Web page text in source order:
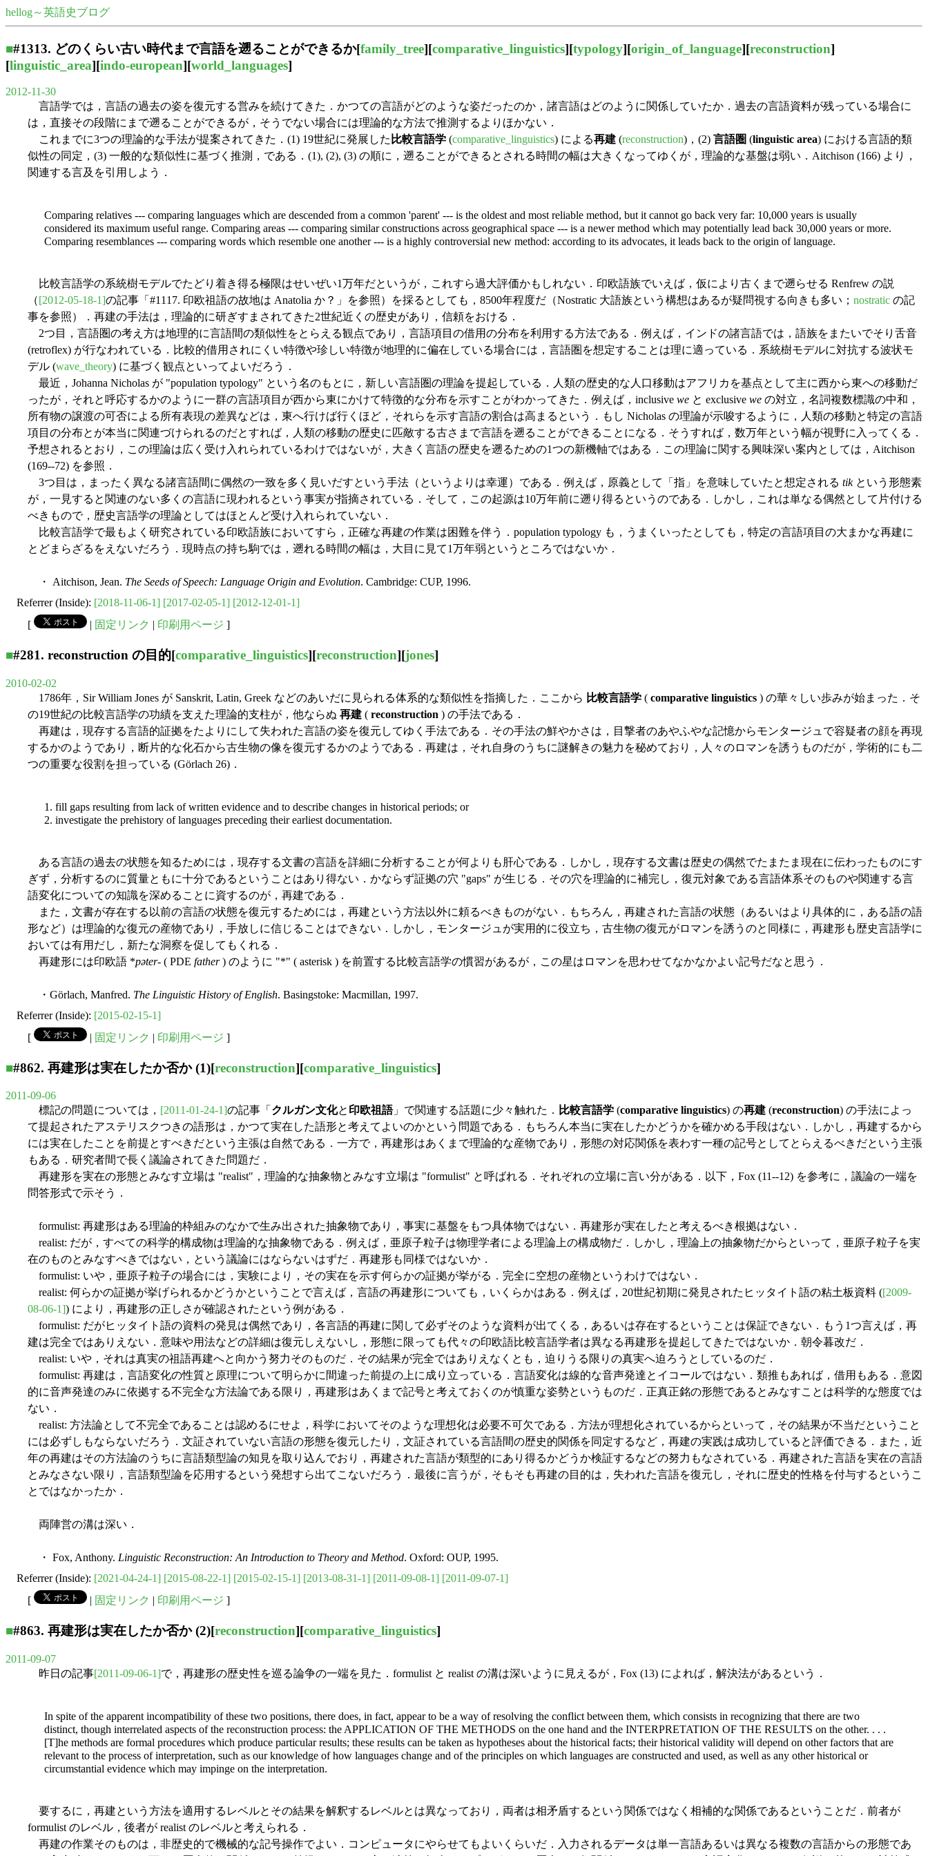
hellog～英語史ブログ
■#1313. どのくらい古い時代まで言語を遡ることができるか[family_tree][comparative_linguistics][typology][origin_of_language][reconstruction]
[linguistic_area][indo-european][world_languages]
2012-11-30
言語学では，言語の過去の姿を復元する営みを続けてきた．かつての言語がどのような姿だったのか，諸言語はどのように関係していたか．過去の言語資料が残っている場合に
は，直接その段階にまで遡ることができるが，そうでない場合には理論的な方法で推測するよりほかない．
これまでに3つの理論的な手法が提案されてきた．(1) 19世紀に発展した 比較言語学 (comparative_linguistics) による再建 (reconstruction)，(2) 言語圏 (linguistic area) における言語的類
似性の同定，(3) 一般的な類似性に基づく推測，である．(1), (2), (3) の順に，遡ることができるとされる時間の幅は大きくなってゆくが，理論的な基盤は弱い．Aitchison (166) より，
関連する言及を引用しよう．
Comparing relatives --- comparing languages which are descended from a common 'parent' --- is the oldest and most reliable method, but it cannot go back very far: 10,000 years is usually
considered its maximum useful range. Comparing areas --- comparing similar constructions across geographical space --- is a newer method which may potentially lead back 30,000 years or more.
Comparing resemblances --- comparing words which resemble one another --- is a highly controversial new method: according to its advocates, it leads back to the origin of language.
比較言語学の系統樹モデルでたどり着き得る極限はせいぜい1万年だというが，これすら過大評価かもしれない．印欧語族でいえば，仮により古くまで遡らせる Renfrew の説
（[2012-05-18-1]の記事「#1117. 印欧祖語の故地は Anatolia か？」を参照）を採るとしても，8500年程度だ（Nostratic 大語族という構想はあるが疑問視する向きも多い； nostratic の記
事を参照）．再建の手法は，理論的に研ぎすまされてきた2世紀近くの歴史があり，信頼をおける．
2つ目，言語圏の考え方は地理的に言語間の類似性をとらえる観点であり，言語項目の借用の分布を利用する方法である．例えば，インドの諸言語では，語族をまたいでそり舌音
(retroflex) が行なわれている．比較的借用されにくい特徴や珍しい特徴が地理的に偏在している場合には，言語圏を想定することは理に適っている．系統樹モデルに対抗する波状モ
デル (wave_theory) に基づく観点といってよいだろう．
最近，Johanna Nicholas が "population typology" という名のもとに，新しい言語圏の理論を提起している．人類の歴史的な人口移動はアフリカを基点として主に西から東への移動だ
ったが，それと呼応するかのように一群の言語項目が西から東にかけて特徴的な分布を示すことがわかってきた．例えば，inclusive we と exclusive we の対立，名詞複数標識の中和，
所有物の譲渡の可否による所有表現の差異などは，東へ行けば行くほど，それらを示す言語の割合は高まるという．もし Nicholas の理論が示唆するように，人類の移動と特定の言語
項目の分布とが本当に関連づけられるのだとすれば，人類の移動の歴史に匹敵する古さまで言語を遡ることができることになる．そうすれば，数万年という幅が視野に入ってくる．
予想されるとおり，この理論は広く受け入れられているわけではないが，大きく言語の歴史を遡るための1つの新機軸ではある．この理論に関する興味深い案内としては，Aitchison
(169--72) を参照．
3つ目は，まったく異なる諸言語間に偶然の一致を多く見いだすという手法（というよりは幸運）である．例えば，原義として「指」を意味していたと想定される tikという形態素
が，一見すると関連のない多くの言語に現われるという事実が指摘されている．そして，この起源は10万年前に遡り得るというのである．しかし，これは単なる偶然として片付ける
べきもので，歴史言語学の理論としてはほとんど受け入れられていない．
比較言語学で最もよく研究されている印欧語族においてすら，正確な再建の作業は困難を伴う．population typology も，うまくいったとしても，特定の言語項目の大まかな再建に
とどまらざるをえないだろう．現時点の持ち駒では，遡れる時間の幅は，大目に見て1万年弱というところではないか．
・ Aitchison, Jean. The Seeds of Speech: Language Origin and Evolution. Cambridge: CUP, 1996.
Referrer (Inside): [2018-11-06-1] [2017-02-05-1] [2012-12-01-1]
[
| 固定リンク | 印刷用ページ ]
■#281. reconstruction の目的[comparative_linguistics][reconstruction][jones]
2010-02-02
1786年，Sir William Jones が Sanskrit, Latin, Greek などのあいだに見られる体系的な類似性を指摘した．ここから 比較言語学 ( comparative linguistics ) の華々しい歩みが始まった．そ
の19世紀の比較言語学の功績を支えた理論的支柱が，他ならぬ 再建 ( reconstruction ) の手法である．
再建は，現存する言語的証拠をたよりにして失われた言語の姿を復元してゆく手法である．その手法の鮮やかさは，目撃者のあやふやな記憶からモンタージュで容疑者の顔を再現
するかのようであり，断片的な化石から古生物の像を復元するかのようである．再建は，それ自身のうちに謎解きの魅力を秘めており，人々のロマンを誘うものだが，学術的にも二
つの重要な役割を担っている (Görlach 26)．
1. fill gaps resulting from lack of written evidence and to describe changes in historical periods; or
2. investigate the prehistory of languages preceding their earliest documentation.
ある言語の過去の状態を知るためには，現存する文書の言語を詳細に分析することが何よりも肝心である．しかし，現存する文書は歴史の偶然でたまたま現在に伝わったものにす
ぎず，分析するのに質量ともに十分であるということはあり得ない．かならず証拠の穴 "gaps" が生じる．その穴を理論的に補完し，復元対象である言語体系そのものや関連する言
語変化についての知識を深めることに資するのが，再建である．
また，文書が存在する以前の言語の状態を復元するためには，再建という方法以外に頼るべきものがない．もちろん，再建された言語の状態（あるいはより具体的に，ある語の語
形など）は理論的な復元の産物であり，手放しに信じることはできない．しかし，モンタージュが実用的に役立ち，古生物の復元がロマンを誘うのと同様に，再建形も歴史言語学に
おいては有用だし，新たな洞察を促してもくれる．
再建形には印欧語 *pəter- ( PDE father) のように "*" ( asterisk ) を前置する比較言語学の慣習があるが，この星はロマンを思わせてなかなかよい記号だなと思う．
・Görlach, Manfred. The Linguistic History of English. Basingstoke: Macmillan, 1997.
Referrer (Inside): [2015-02-15-1]
[
| 固定リンク | 印刷用ページ ]
■#862. 再建形は実在したか否か (1)[reconstruction][comparative_linguistics]
2011-09-06
標記の問題については， [2011-01-24-1]の記事「 クルガン文化と 印欧祖語」で関連する話題に少々触れた． 比較言語学 (comparative linguistics) の再建 (reconstruction) の手法によっ
て提起されたアステリスクつきの語形は，かつて実在した語形と考えてよいのかという問題である．もちろん本当に実在したかどうかを確かめる手段はない．しかし，再建するから
には実在したことを前提とすべきだという主張は自然である．一方で，再建形はあくまで理論的な産物であり，形態の対応関係を表わす一種の記号としてとらえるべきだという主張
もある．研究者間で長く議論されてきた問題だ．
再建形を実在の形態とみなす立場は "realist"，理論的な抽象物とみなす立場は "formulist" と呼ばれる．それぞれの立場に言い分がある．以下，Fox (11--12) を参考に，議論の一端を
問答形式で示そう．
formulist: 再建形はある理論的枠組みのなかで生み出された抽象物であり，事実に基盤をもつ具体物ではない．再建形が実在したと考えるべき根拠はない．
realist: だが，すべての科学的構成物は理論的な抽象物である．例えば，亜原子粒子は物理学者による理論上の構成物だ．しかし，理論上の抽象物だからといって，亜原子粒子を実
在のものとみなすべきではない，という議論にはならないはずだ．再建形も同様ではないか．
formulist: いや，亜原子粒子の場合には，実験により，その実在を示す何らかの証拠が挙がる．完全に空想の産物というわけではない．
realist: 何らかの証拠が挙げられるかどうかということで言えば，言語の再建形についても，いくらかはある．例えば，20世紀初期に発見されたヒッタイト語の粘土板資料 ([2009-
08-06-1]) により，再建形の正しさが確認されたという例がある．
formulist: だがヒッタイト語の資料の発見は偶然であり，各言語的再建に関して必ずそのような資料が出てくる，あるいは存在するということは保証できない．もう1つ言えば，再
建は完全ではありえない．意味や用法などの詳細は復元しえないし，形態に限っても代々の印欧語比較言語学者は異なる再建形を提起してきたではないか．朝令暮改だ．
realist: いや，それは真実の祖語再建へと向かう努力そのものだ．その結果が完全ではありえなくとも，迫りうる限りの真実へ迫ろうとしているのだ．
formulist: 再建は，言語変化の性質と原理について明らかに間違った前提の上に成り立っている．言語変化は線的な音声発達とイコールではない．類推もあれば，借用もある．意図
的に音声発達のみに依拠する不完全な方法論である限り，再建形はあくまで記号と考えておくのが慎重な姿勢というものだ．正真正銘の形態であるとみなすことは科学的な態度では
ない．
realist: 方法論として不完全であることは認めるにせよ，科学においてそのような理想化は必要不可欠である．方法が理想化されているからといって，その結果が不当だということ
には必ずしもならないだろう．文証されていない言語の形態を復元したり，文証されている言語間の歴史的関係を同定するなど，再建の実践は成功していると評価できる．また，近
年の再建はその方法論のうちに言語類型論の知見を取り込んでおり，再建された言語が類型的にあり得るかどうか検証するなどの努力もなされている．再建された言語を実在の言語
とみなさない限り，言語類型論を応用するという発想すら出てこないだろう．最後に言うが，そもそも再建の目的は，失われた言語を復元し，それに歴史的性格を付与するというこ
とではなかったか．
両陣営の溝は深い．
・ Fox, Anthony. Linguistic Reconstruction: An Introduction to Theory and Method. Oxford: OUP, 1995.
Referrer (Inside): [2021-04-24-1] [2015-08-22-1] [2015-02-15-1] [2013-08-31-1] [2011-09-08-1] [2011-09-07-1]
[
| 固定リンク | 印刷用ページ ]
■#863. 再建形は実在したか否か (2)[reconstruction][comparative_linguistics]
2011-09-07
昨日の記事[2011-09-06-1]で，再建形の歴史性を巡る論争の一端を見た．formulist と realist の溝は深いように見えるが，Fox (13) によれば，解決法があるという．
In spite of the apparent incompatibility of these two positions, there does, in fact, appear to be a way of resolving the conflict between them, which consists in recognizing that there are two
distinct, though interrelated aspects of the reconstruction process: the APPLICATION OF THE METHODS on the one hand and the INTERPRETATION OF THE RESULTS on the other. . . .
[T]he methods are formal procedures which produce particular results; these results can be taken as hypotheses about the historical facts; their historical validity will depend on other factors that are
relevant to the process of interpretation, such as our knowledge of how languages change and of the principles on which languages are constructed and used, as well as any other historical or
circumstantial evidence which may impinge on the interpretation.
要するに，再建という方法を適用するレベルとその結果を解釈するレベルとは異なっており，両者は相矛盾するという関係ではなく相補的な関係であるということだ．前者が
formulist のレベル，後者が realist のレベルと考えられる．
再建の作業そのものは，非歴史的で機械的な記号操作でよい．コンピュータにやらせてもよいくらいだ．入力されるデータは単一言語あるいは異なる複数の言語からの形態であ